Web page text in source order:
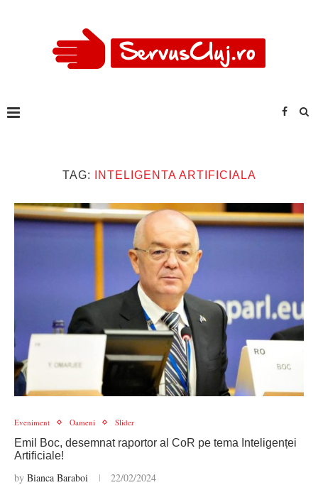
TAG: INTELIGENTA ARTIFICIALA
Eveniment Oameni Slider
Emil Boc, desemnat raportor al CoR pe tema Inteligenței
Artificiale!
by Bianca Baraboi 22/02/2024